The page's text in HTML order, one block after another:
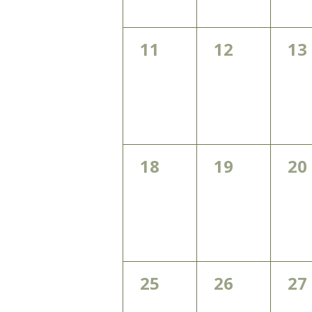
0
11
0
12
0
13
0
18
0
19
0
20
0
25
0
26
0
27